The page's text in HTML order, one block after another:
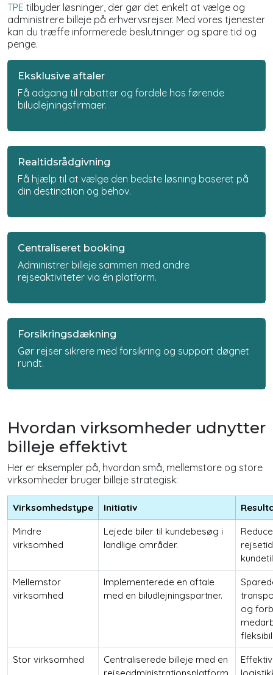
TPE tilbyder løsninger, der gør det enkelt at vælge og
administrere billeje på erhvervsrejser. Med vores tjenester
kan du træffe informerede beslutninger og spare tid og
penge.
Eksklusive aftaler
Få adgang til rabatter og fordele hos førende
biludlejningsfirmaer.
Realtidsrådgivning
Få hjælp til at vælge den bedste løsning baseret på
din destination og behov.
Centraliseret booking
Administrer billeje sammen med andre
rejseaktiviteter via én platform.
Forsikringsdækning
Gør rejser sikrere med forsikring og support døgnet
rundt.
Hvordan virksomheder udnytter
billeje effektivt
Her er eksempler på, hvordan små, mellemstore og store
virksomheder bruger billeje strategisk:
Virksomhedstype Initiativ
Mindre
virksomhed
Lejede biler til kundebesøg i
landlige områder.
Mellemstor
virksomhed
Implementerede en aftale
med en biludlejningspartner.
og
Stor virksomhed
Centraliserede billeje med en
rejseadministrationsplatform.